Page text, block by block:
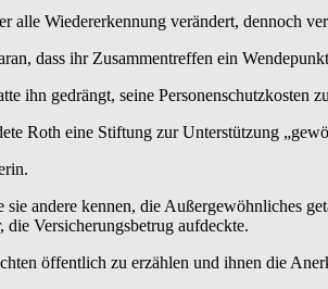
alle Wieder­erkennung verändert, dennoch
dass ihr Zusammentreffen ein
ihn gedrängt, seine Personenschutzkosten
Roth eine Stiftung zur Unterstützung
andere kennen, die Außergewöhnliches
die Versicherungs­betrug aufdeckte.
öffentlich zu erzählen und ihnen die